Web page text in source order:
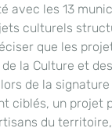
avec les 13
culturels
que les
la Culture et
lors de la
ciblés, un projet
du